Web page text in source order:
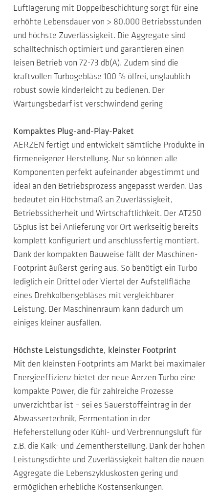
Luftlagerung mit Doppelbeschichtung sorgt für eine
erhöhte Lebensdauer von > 80.000 Betriebsstunden
und höchste Zuverlässigkeit. Die Aggregate sind
schalltechnisch optimiert und garantieren einen
leisen Betrieb von 72-73 db(A). Zudem sind die
kraftvollen Turbogebläse 100 % ölfrei, unglaublich
robust sowie kinderleicht zu bedienen. Der
Wartungsbedarf ist verschwindend gering
Kompaktes Plug-and-Play-Paket
AERZEN fertigt und entwickelt sämtliche Produkte in
firmeneigener Herstellung. Nur so können alle
Komponenten perfekt aufeinander abgestimmt und
ideal an den Betriebsprozess angepasst werden. Das
bedeutet ein Höchstmaß an Zuverlässigkeit,
Betriebssicherheit und Wirtschaftlichkeit. Der AT250
G5plus ist bei Anlieferung vor Ort werkseitig bereits
komplett konfiguriert und anschlussfertig montiert.
Dank der kompakten Bauweise fällt der Maschinen-
Footprint äußerst gering aus. So benötigt ein Turbo
lediglich ein Drittel oder Viertel der Aufstellfläche
eines Drehkolbengebläses mit vergleichbarer
Leistung. Der Maschinenraum kann dadurch um
einiges kleiner ausfallen.
Höchste Leistungsdichte, kleinster Footprint
Mit den kleinsten Footprints am Markt bei maximaler
Energieeffizienz bietet der neue Aerzen Turbo eine
kompakte Power, die für zahlreiche Prozesse
unverzichtbar ist – sei es Sauerstoffeintrag in der
Abwassertechnik, Fermentation in der
Hefeherstellung oder Kühl- und Verbrennungsluft für
z.B. die Kalk- und Zementherstellung. Dank der hohen
Leistungsdichte und Zuverlässigkeit halten die neuen
Aggregate die Lebenszykluskosten gering und
ermöglichen erhebliche Kostensenkungen.